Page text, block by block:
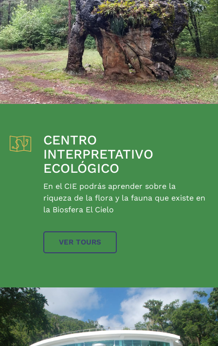
CENTRO
INTERPRETATIVO
ECOLÓGICO
En el CIE podrás aprender sobre la
riqueza de la flora y la fauna que existe en
la Biosfera El Cielo
VER TOURS